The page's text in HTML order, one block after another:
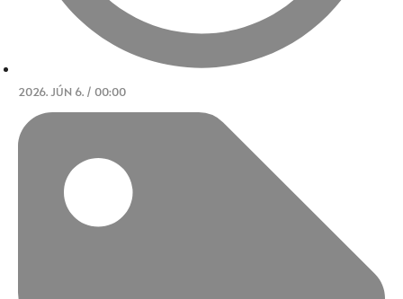
2026. JÚN 6. / 00:00